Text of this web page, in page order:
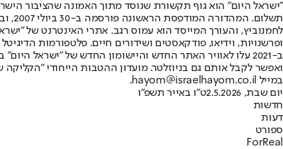
"ישראל היום" הוא גוף תקשורת שנוסד מתוך האמונה שהציבור
ופרשנויות, וידיאו, פודקאסטים ושידורים חיים. פלטפורמות
ב-2021 עלו לאוויר האתר החדש והיישומון החדש של "ישראל
ואפשר לקבל אותם גם בניוזלטר. מועדון ההטבות הייחודי
במייל hayom@israelhayom.co.il.
יום שבת, 2.5.2026
ט"ו באייר תשפ"ו
חדשות
דעות
ספורט
ForReal